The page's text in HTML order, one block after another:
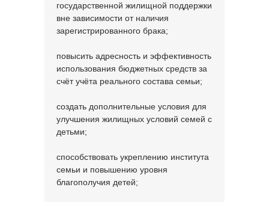
государственной жилищной поддержки
вне зависимости от наличия
зарегистрированного брака;
повысить адресность и эффективность
использования бюджетных средств за
счёт учёта реального состава семьи;
создать дополнительные условия для
улучшения жилищных условий семей с
детьми;
способствовать укреплению института
семьи и повышению уровня
благополучия детей;